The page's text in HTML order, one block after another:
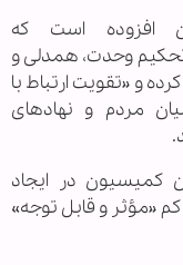
افزوده است که
وحدت، همدلی و
و «تقویت ارتباط با
مردم و نهادهای
کمیسیون در ایجاد
«مؤثر و قابل توجه»